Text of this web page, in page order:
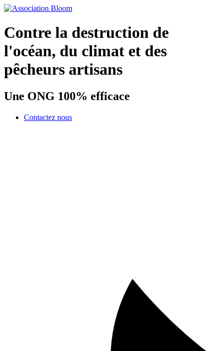
Contre la destruction de
l'océan, du climat et des
pêcheurs artisans
Une ONG 100% efficace
Contactez nous